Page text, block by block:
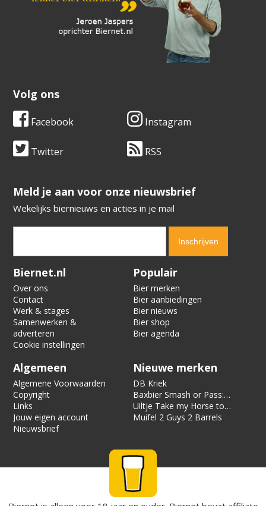
Volg ons
Facebook Instagram
Twitter RSS
​​​​​​​Meld je aan voor onze nieuwsbrief
Wekelijks biernieuws en acties in je mail
Verification code:
Biernet.nl
Over ons
Contact
Werk & stages
Samenwerken &
adverteren
Cookie instellingen
Populair
Bier merken
Bier aanbiedingen
Bier nieuws
Bier shop
Bier agenda
Algemeen
Algemene Voorwaarden
Copyright
Links
Jouw eigen account
Nieuwsbrief
Nieuwe merken
DB Kriek
Baxbier Smash or Pass:
Strata
Uiltje Take my Horse to
the Hotel Room
Muifel 2 Guys 2 Barrels